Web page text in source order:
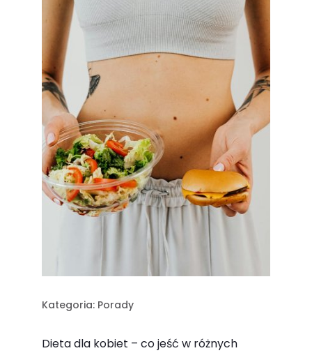
Kategoria: Porady
Dieta dla kobiet – co jeść w różnych